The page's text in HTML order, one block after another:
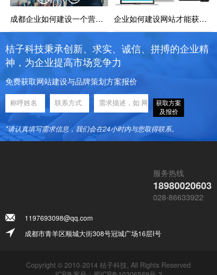
成都企业如何建设一个营销型网站 企业如何建设网站才能获得收益？
桔子科技秉承创新、求实、诚信、拼搏的企业精
神，为企业提高市场竞争力
免费获取网站建设与品牌策划方案报价
获取方案
及报价
*请认真填写需求信息，我们会在24小时内与您取得联系。
服务热线
18980020603
028-86633922
1197693098@qq.com
成都市青羊区顺城大街308号冠城广场16层I号
Copyright © 2010-2014 桔子科技, All Rights Reserved